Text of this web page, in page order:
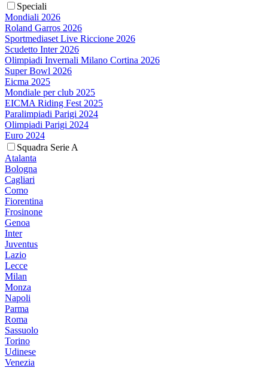
Speciali
Mondiali 2026
Roland Garros 2026
Sportmediaset Live Riccione 2026
Scudetto Inter 2026
Olimpiadi Invernali Milano Cortina 2026
Super Bowl 2026
Eicma 2025
Mondiale per club 2025
EICMA Riding Fest 2025
Paralimpiadi Parigi 2024
Olimpiadi Parigi 2024
Euro 2024
Squadra Serie A
Atalanta
Bologna
Cagliari
Como
Fiorentina
Frosinone
Genoa
Inter
Juventus
Lazio
Lecce
Milan
Monza
Napoli
Parma
Roma
Sassuolo
Torino
Udinese
Venezia